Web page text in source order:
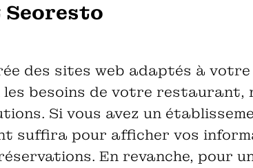
Seoresto
des sites web adaptés à
les besoins de votre restaurant,
Si vous avez un
suffira pour afficher vos
En revanche, pour